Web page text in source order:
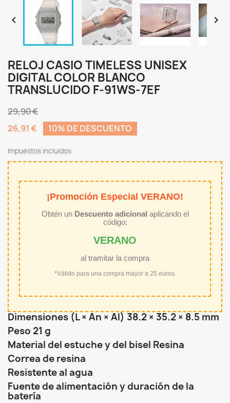
 
RELOJ CASIO TIMELESS UNISEX
DIGITAL COLOR BLANCO
TRANSLUCIDO F-91WS-7EF
29,90 €
26,91 €
10% DE DESCUENTO
Impuestos incluidos
¡Promoción Especial VERANO!
Obtén un Descuento adicional aplicando el
código:
VERANO
al tramitar la compra
*Válido para una compra mayor a 25 euros.
Dimensiones (L × An × Al) 38.2 × 35.2 × 8.5 mm
Peso 21 g
Material del estuche y del bisel Resina
Correa de resina
Resistente al agua
Fuente de alimentación y duración de la
batería